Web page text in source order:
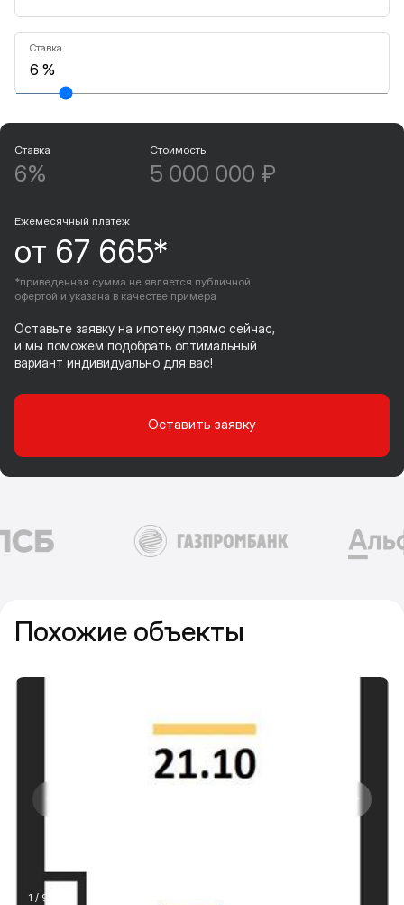
Ставка
Ставка
6%
Стоимость
5 000 000 ₽
Ежемесячный платеж
от 67 665*
*приведенная сумма не является публичной
офертой и указана в качестве примера
Оставьте заявку на ипотеку прямо сейчас,
и мы поможем подобрать оптимальный
вариант индивидуально для вас!
Оставить заявку
Похожие объекты
1 / 9